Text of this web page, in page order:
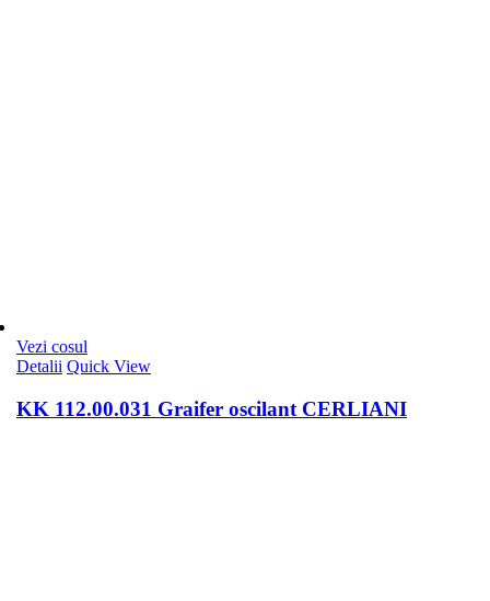
Vezi cosul
Detalii Quick View
KK 112.00.031 Graifer oscilant CERLIANI